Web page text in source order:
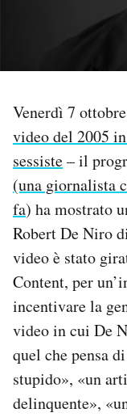
PODCAST
I MIEI PREFERITI
SHOP
AREA
Area
Newsletter
Notifiche
Venerdì 7
video del 2005
sessiste– il
(una giornalista
fa) ha mostrato
Robert De Niro
video è stato
Content, per
incentivare la
video in cui De
quel che pensa
stupido», «un
delinquente»,